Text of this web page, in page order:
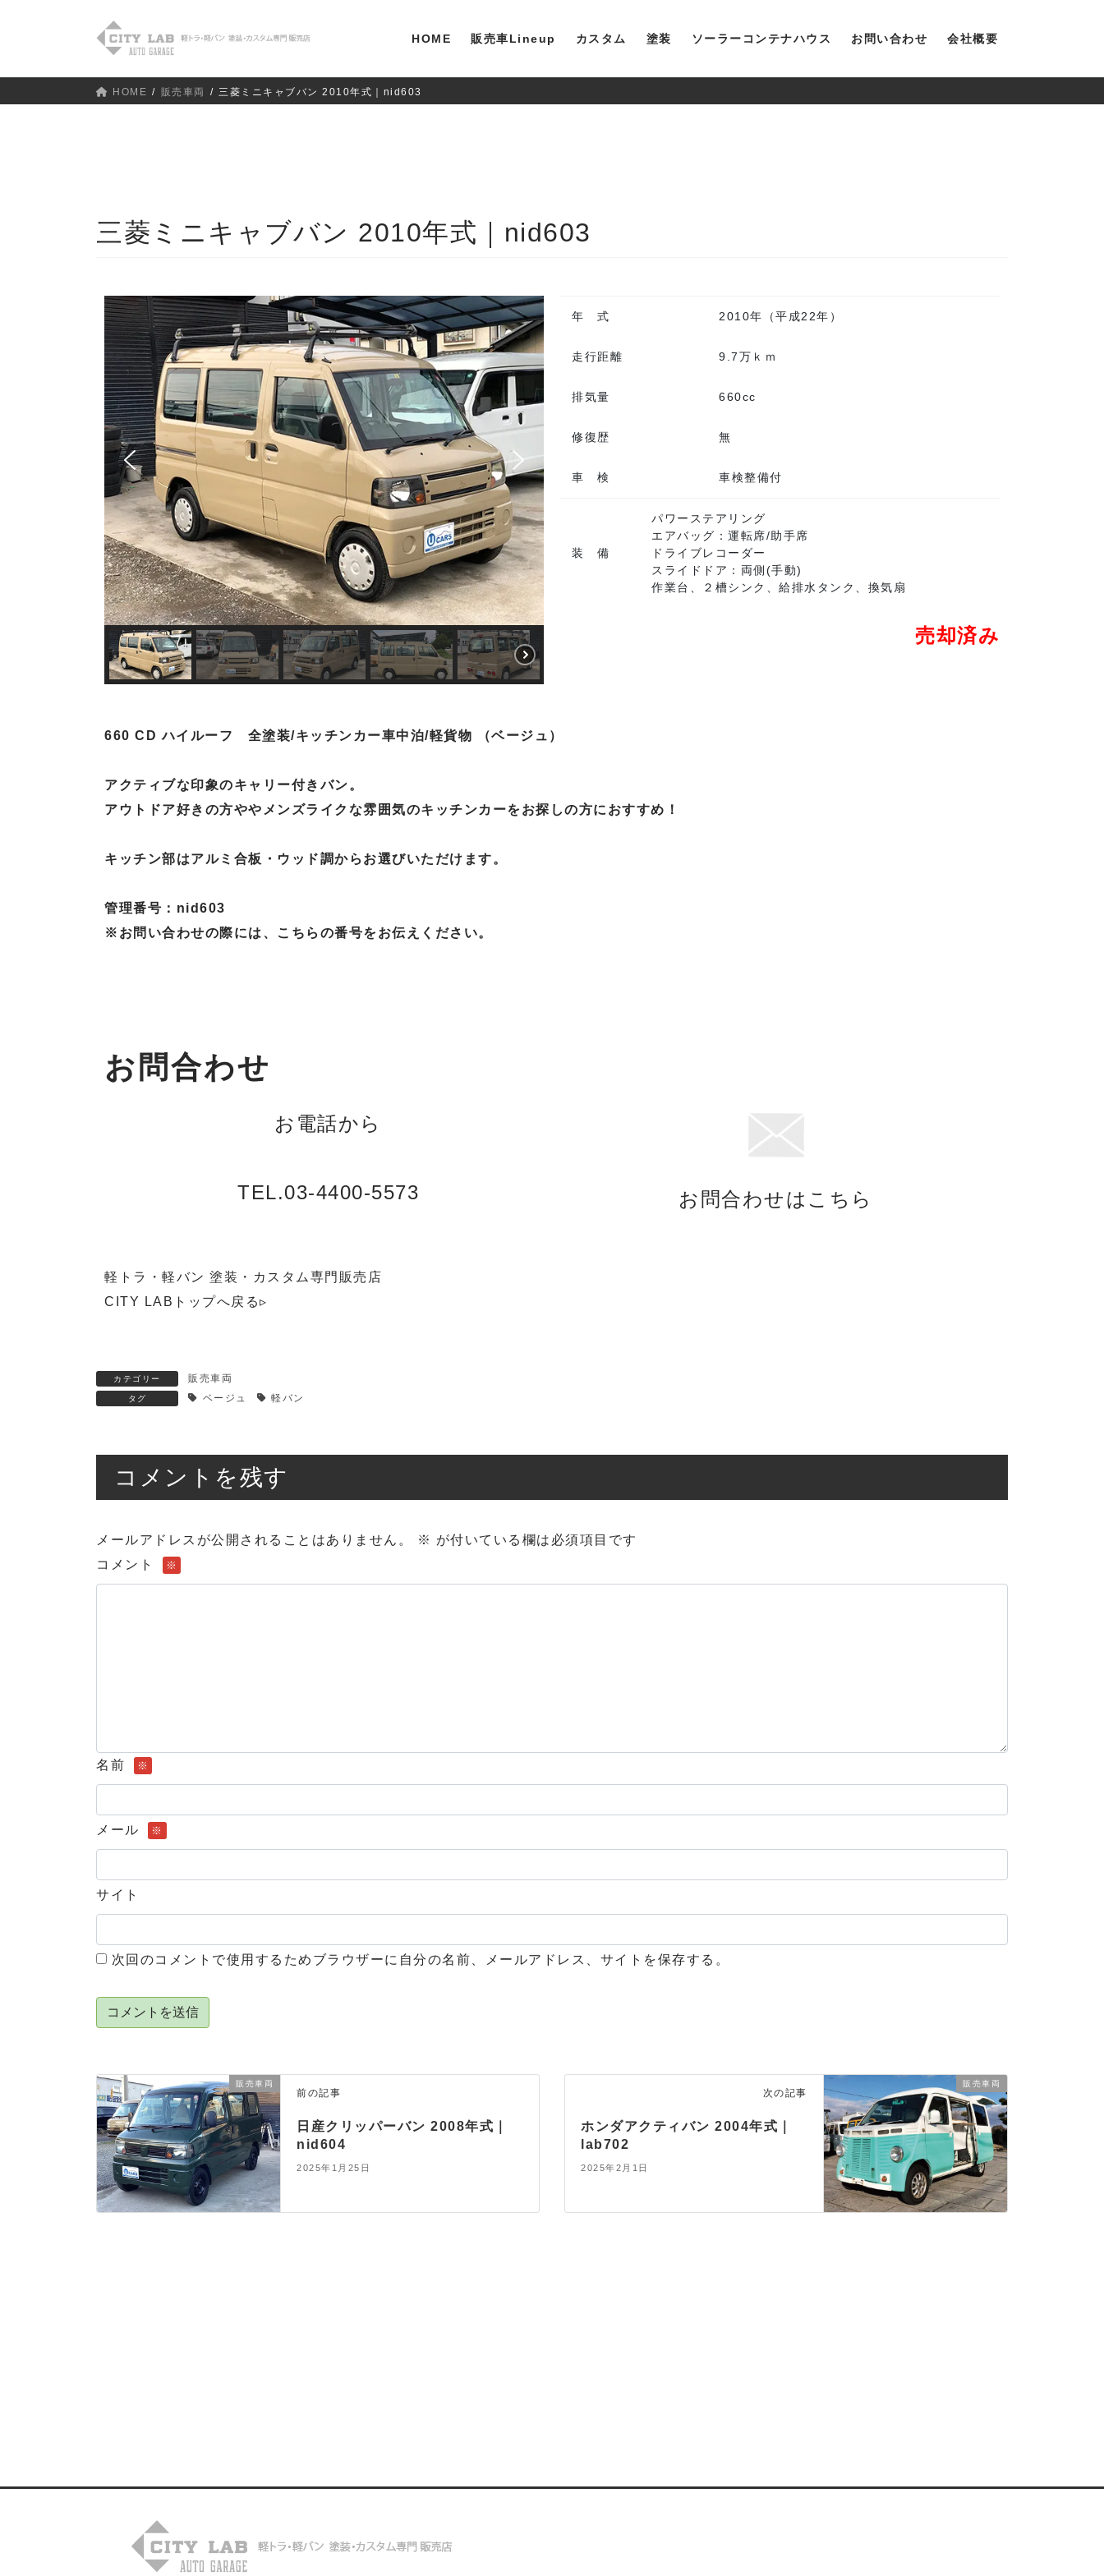
HOME 販売車Lineup カスタム 塗装 ソーラーコンテナハウス お問い合わせ 会社概要
HOME 販売車両 三菱ミニキャブバン 2010年式｜nid603
三菱ミニキャブバン 2010年式｜nid603
年 式 2010年（平成22年）
走行距離 9.7万ｋｍ
排気量 660cc
修復歴 無
車 検 車検整備付
装 備
パワーステアリング
エアバッグ：運転席/助手席
ドライブレコーダー
スライドドア：両側(手動)
作業台、２槽シンク、給排水タンク、換気扇
売却済み
660 CD ハイルーフ 全塗装/キッチンカー車中泊/軽貨物 （ベージュ）
アクティブな印象のキャリー付きバン。
アウトドア好きの方ややメンズライクな雰囲気のキッチンカーをお探しの方におすすめ！
キッチン部はアルミ合板・ウッド調からお選びいただけます。
管理番号：nid603
※お問い合わせの際には、こちらの番号をお伝えください。
お問合わせ
お電話から
TEL.03-4400-5573 お問合わせはこちら
軽トラ・軽バン 塗装・カスタム専門販売店
CITY LABトップへ戻る▹
カテゴリー 販売車両
タグ ベージュ 軽バン
コメントを残す
メールアドレスが公開されることはありません。 ※ が付いている欄は必須項目です
コメント
※
名前 ※
メール ※
サイト
次回のコメントで使用するためブラウザーに自分の名前、メールアドレス、サイトを保存する。
販売車両
前の記事
日産クリッパーバン 2008年式｜
nid604
2025年1月25日
販売車両
次の記事
ホンダアクティバン 2004年式｜
lab702
2025年2月1日